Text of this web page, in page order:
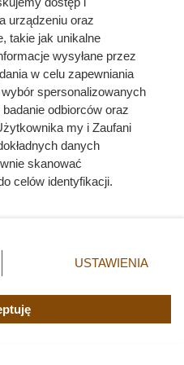
4,53 zł/szt.
urządzeniu oraz
takie jak unikalne
wysyłane przez
w celu zapewniania
spersonalizowanych
odbiorców oraz
my i Zaufani
danych
skanować
celów identyfikacji.
ustawień prywatności
rogu strony. Niektóre
sprzeciwić się takiemu
miały zastosowania tylko
USTAWIENIA